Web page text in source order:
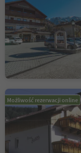
Możliwość rezerwacji online